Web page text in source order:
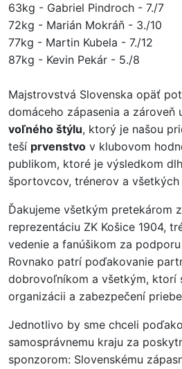
63kg - Gabriel Pindroch - 7./7
72kg - Marián Mokráň - 3./10
77kg - Martin Kubela - 7./12
87kg - Kevin Pekár - 5./8
Majstrovstvá Slovenska opäť
domáceho zápasenia a zároveň
voľného štýlu, ktorý je našou
teší prvenstvo v klubovom
publikom, ktoré je výsledkom
športovcov, trénerov a všetkých
Ďakujeme všetkým pretekárom
reprezentáciu ZK Košice 1904,
vedenie a fanúšikom za
Rovnako patrí poďakovanie
dobrovoľníkom a všetkým, ktorí
organizácii a zabezpečení
Jednotlivo by sme chceli
samosprávnemu kraju za
sponzorom: Slovenskému